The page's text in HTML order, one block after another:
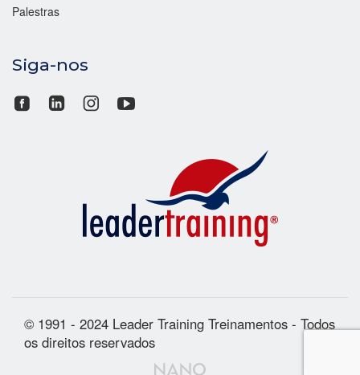
Palestras
Siga-nos
© 1991 - 2024 Leader Training Treinamentos - Todos
os direitos reservados